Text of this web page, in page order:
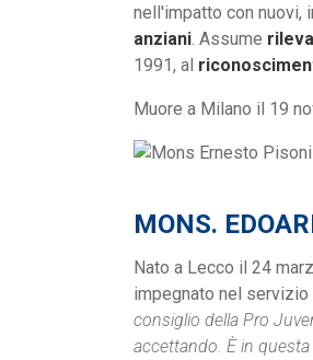
nell'impatto con nuovi,
anziani. Assume
1991, al
Muore a Milano il 19
MONS.
Nato a Lecco il 24
impegnato nel
consiglio della Pro
accettando. È in